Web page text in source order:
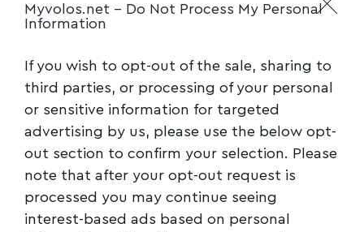
Myvolos.net - Do Not Process My Personal
Information
If you wish to opt-out of the sale, sharing to
third parties, or processing of your personal
or sensitive information for targeted
advertising by us, please use the below opt-
out section to confirm your selection. Please
note that after your opt-out request is
processed you may continue seeing
interest-based ads based on personal